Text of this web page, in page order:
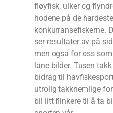
fløyfisk, ulker og
hodene på de hardeste
konkurransefiskerne.
ser resultater av på
men også for oss
låne bilder. Tusen
bidrag til
utrolig takknemlige
bli litt flinkere til å ta